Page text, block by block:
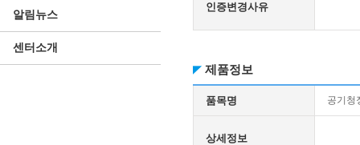
알림뉴스
센터소개
인증변경사유
제품정보
품목명 공기청
상세정보